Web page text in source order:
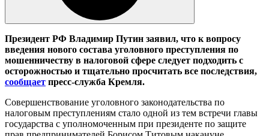
Президент РФ Владимир Путин заявил, что к вопросу
введения нового состава уголовного преступления по
мошенничеству в налоговой сфере следует подходить с
осторожностью и тщательно просчитать все последствия,
сообщает пресс-служба Кремля.
Совершенствование уголовного законодательства по
налоговым преступлениям стало одной из тем встречи главы
государства с уполномоченным при президенте по защите